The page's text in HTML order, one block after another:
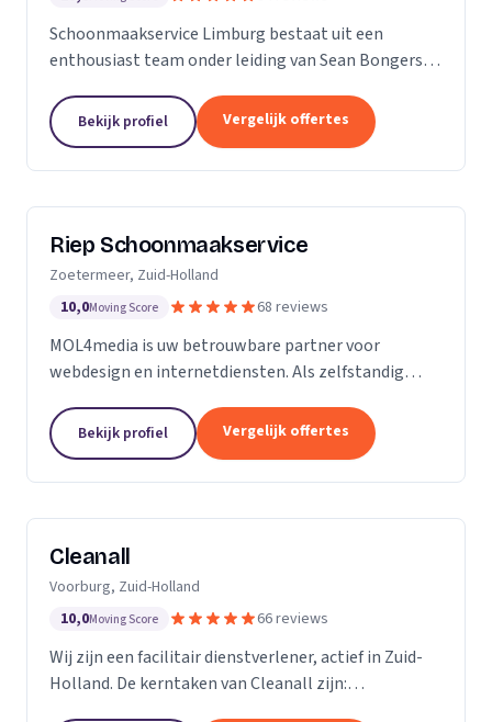
Schoonmaakservice Limburg bestaat uit een
enthousiast team onder leiding van Sean Bongers,
een aantal jaren in de schoonmaakbranche
werkzaam te...
Bekijk profiel Vergelijk offertes
Riep Schoonmaakservice
Zoetermeer, Zuid-Holland
10,0Moving Score 68 reviews
MOL4media is uw betrouwbare partner voor
webdesign en internetdiensten. Als zelfstandig
Content Management Systeem Joomla, zet ik, Ton
van der Helm,...
Bekijk profiel Vergelijk offertes
Cleanall
Voorburg, Zuid-Holland
10,0Moving Score 66 reviews
Wij zijn een facilitair dienstverlener, actief in Zuid-
Holland. De kerntaken van Cleanall zijn: